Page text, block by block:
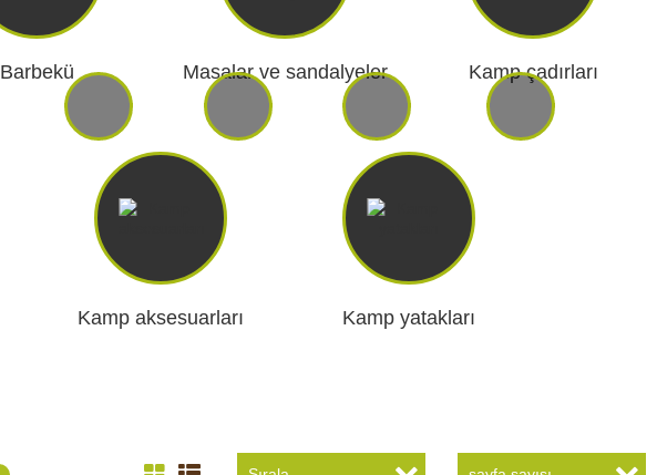
GÜNEŞ PANELLERI VE ŞARJ
HEDIYELIK ARŞIV ÜRÜNLERI
Barbekü Masalar ve sandalyeler Kamp çadırları
Kamp aksesuarları Kamp yatakları